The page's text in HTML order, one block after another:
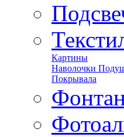
Картины
Наволочки
Покрывала